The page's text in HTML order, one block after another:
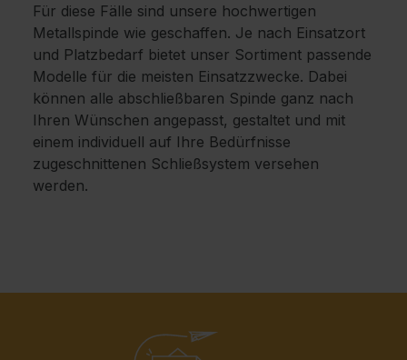
Für diese Fälle sind unsere hochwertigen
Metallspinde wie geschaffen. Je nach Einsatzort
und Platzbedarf bietet unser Sortiment passende
Modelle für die meisten Einsatzzwecke. Dabei
können alle abschließbaren Spinde ganz nach
Ihren Wünschen angepasst, gestaltet und mit
einem individuell auf Ihre Bedürfnisse
zugeschnittenen Schließsystem versehen
werden.